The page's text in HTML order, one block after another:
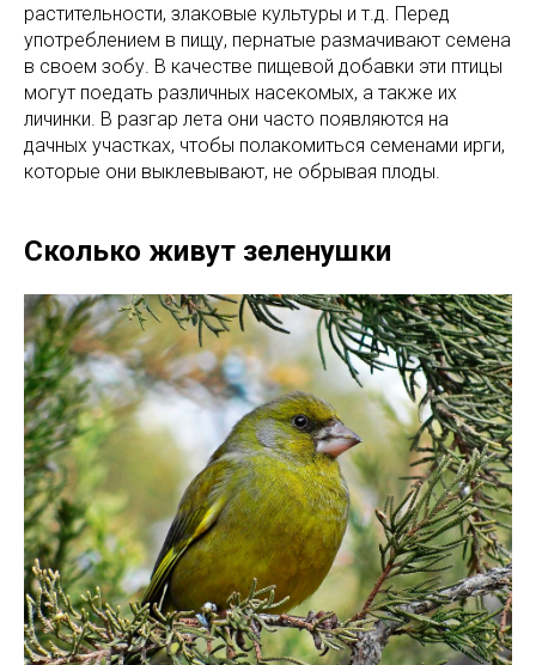
растительности, злаковые культуры и т.д. Перед
употреблением в пищу, пернатые размачивают семена
в своем зобу. В качестве пищевой добавки эти птицы
могут поедать различных насекомых, а также их
личинки. В разгар лета они часто появляются на
дачных участках, чтобы полакомиться семенами ирги,
которые они выклевывают, не обрывая плоды.
Сколько живут зеленушки